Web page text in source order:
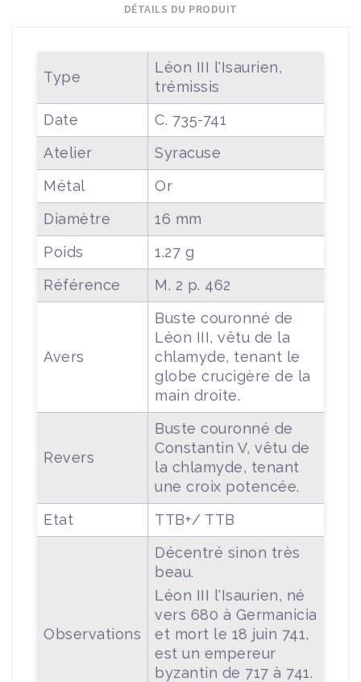
DÉTAILS DU PRODUIT
Type
Léon III l'Isaurien,
trémissis
Date
C. 735-741
Atelier
Syracuse
Métal
Or
Diamètre
16 mm
Poids
1.27 g
Référence
M. 2 p. 462
Avers
Buste couronné de
Léon III, vêtu de la
chlamyde, tenant le
globe crucigère de la
main droite.
Revers
Buste couronné de
Constantin V, vêtu de
la chlamyde, tenant
une croix potencée.
Etat
TTB+/ TTB
Observations
Décentré sinon très
beau.
Léon III l'Isaurien, né
vers 680 à Germanicia
et mort le 18 juin 741,
est un empereur
byzantin de 717 à 741.